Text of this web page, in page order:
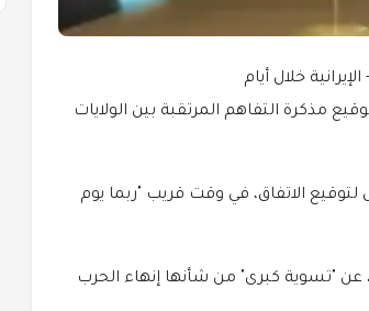
خلال أيام
مذكرة التفاهم المرتقبة بين الولايات
الاتفاق، في وقت قريب "ربما يوم
عن "تسوية كبرى" من شأنها إنهاء الحرب